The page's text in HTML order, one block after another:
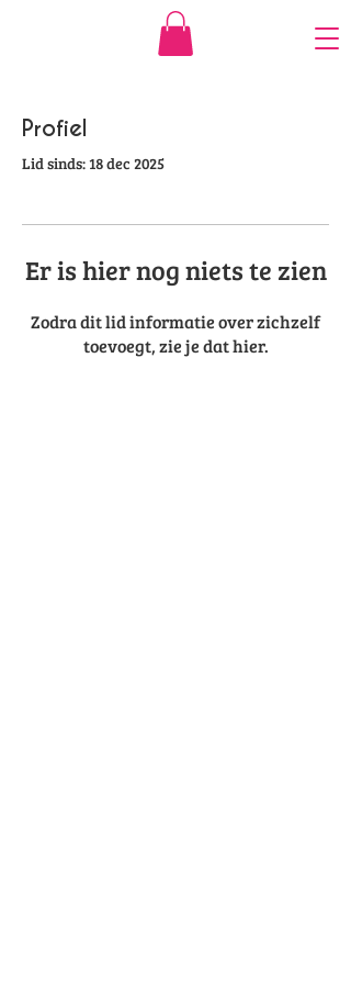
Profiel
Lid sinds: 18 dec 2025
Er is hier nog niets te zien
Zodra dit lid informatie over zichzelf
toevoegt, zie je dat hier.